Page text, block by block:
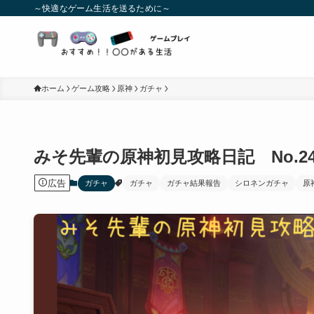
～快適なゲーム生活を送るために～
ホーム ゲーム攻略 原神 ガチャ
みそ先輩の原神初見攻略日記
広告 ガチャ ガチャ ガチャ結果報告 シロネンガチャ 原